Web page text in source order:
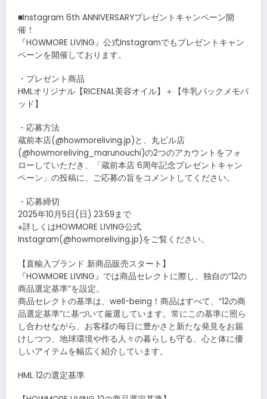
■Instagram 6th ANNIVERSARYプレゼントキャンペーン開
催！
『HOWMORE LIVING』公式Instagramでもプレゼントキャン
ペーンを開催しております。
・プレゼント商品
HMLオリジナル【RICENAL美容オイル】＋【牛乳パックメモパ
ッド】
・応募方法
蔵前本店(@howmoreliving.jp)と、丸ビル店
(@howmoreliving_marunouchi)の2つのアカウントをフォ
ローしていただき、「蔵前本店 6周年記念プレゼントキャン
ペーン」の投稿に、ご応募の旨をコメントしてください。
・応募締切
2025年10月5日(日) 23:59まで
※詳しくはHOWMORE LIVING公式
Instagram(@howmoreliving.jp)をご覧ください。
【直輸入ブランド 新商品販売スタート】
『HOWMORE LIVING』では商品セレクトに際し、独自の“12の
商品選定基準”を設定。
商品セレクトの基準は、well-being！商品はすべて、“12の商
品選定基準”に基づいて厳選しています。常にこの基準に照ら
し合わせながら、お客様の毎日に豊かさと新たな発見をお届
けしつつ、地球環境や作る人々の暮らしも守る、心と体に優
しいアイテムを幅広く紹介しています。
HML 12の選定基準